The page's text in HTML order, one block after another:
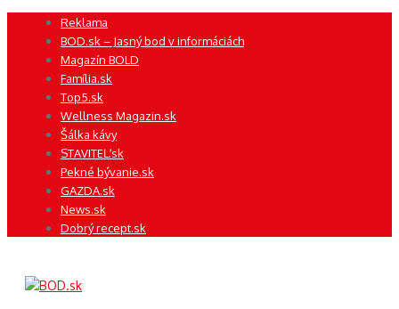
Preskočiť Reklama
BOD.sk – Jasný bod v informáciách
Magazín BOLD
Família.sk
Top5.sk
Wellness Magazin.sk
Šálka kávy
STAVITEĽ.sk
Pekné bývanie.sk
GAZDA.sk
News.sk
Dobrý recept.sk